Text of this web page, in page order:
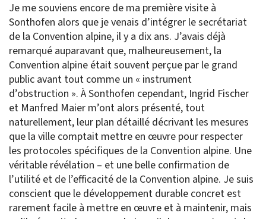
Je me souviens encore de ma première visite à
Sonthofen alors que je venais d’intégrer le secrétariat
de la Convention alpine, il y a dix ans. J’avais déjà
remarqué auparavant que, malheureusement, la
Convention alpine était souvent perçue par le grand
public avant tout comme un « instrument
d’obstruction ». À Sonthofen cependant, Ingrid Fischer
et Manfred Maier m’ont alors présenté, tout
naturellement, leur plan détaillé décrivant les mesures
que la ville comptait mettre en œuvre pour respecter
les protocoles spécifiques de la Convention alpine. Une
véritable révélation – et une belle confirmation de
l’utilité et de l’efficacité de la Convention alpine. Je suis
conscient que le développement durable concret est
rarement facile à mettre en œuvre et à maintenir, mais